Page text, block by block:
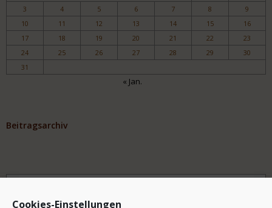
Cookies-Einstellungen
3
4 5 6 7 8
9
10
11 12 13 14 15
16
17
18 19 20 21 22
23
24
25 26 27 28 29
30
31
« Jan.
Beitragsarchiv
Archiv